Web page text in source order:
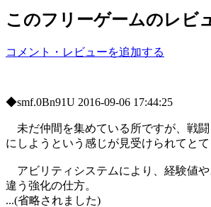
このフリーゲームのレビ
コメント・レビューを追加する
◆smf.0Bn91U 2016-09-06 17:44:25
未だ仲間を集めている所ですが、戦闘
にしようという感じが見受けられてとて
アビリティシステムにより、経験値
違う強化の仕方。
...(省略されました)